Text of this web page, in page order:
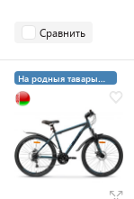
Сравнить
На родныя тавары
4%
5+19 суперкредит